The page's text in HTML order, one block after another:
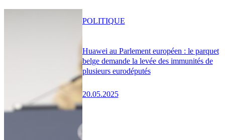
Huawei au Parlement européen : le parquet
belge demande la levée des immunités de
plusieurs eurodéputés
20.05.2025
POLITIQUE